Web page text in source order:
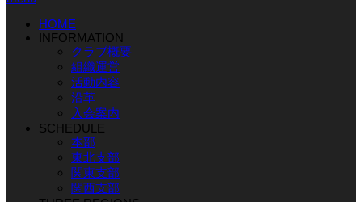
HOME
INFORMATION
クラブ概要
組織運営
活動内容
沿革
入会案内
SCHEDULE
本部
東北支部
関東支部
関西支部